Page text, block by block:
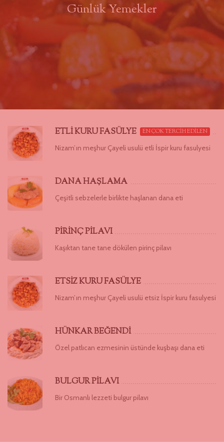
Günlük Yemekler
ETLİ KURU FASÜLYE EN ÇOK TERCİH EDİLEN
Nizam’ın meşhur Çayeli usulü etli İspir kuru fasulyesi
DANA HAŞLAMA
Çeşitli sebzelerle birlikte haşlanan dana eti
PİRİNÇ PİLAVI
Kaşıktan tane tane dökülen pirinç pilavı
ETSİZ KURU FASÜLYE
Nizam’ın meşhur Çayeli usulü etsiz İspir kuru fasulyesi
HÜNKAR BEĞENDİ
Özel patlıcan ezmesinin üstünde kuşbaşı dana eti
BULGUR PİLAVI
Bir Osmanlı lezzeti bulgur pilavı